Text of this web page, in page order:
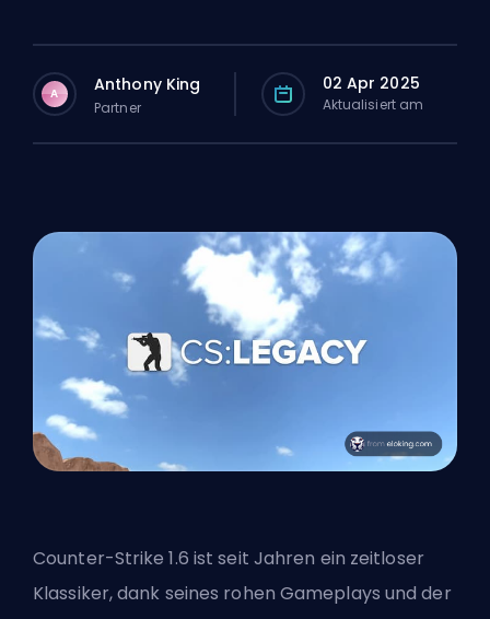
A Anthony King
Partner
02 Apr 2025
Aktualisiert am
Counter-Strike 1.6 ist seit Jahren ein zeitloser
Klassiker, dank seines rohen Gameplays und der